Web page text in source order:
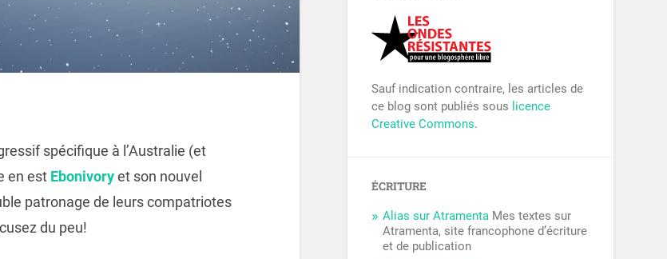
spécifique à l’Australie (et
en est Ebonivoryet son nouvel
patronage de leurs compatriotes
du peu!
Sauf indication contraire, les articles de
ce blog sont publiés sous licence
Creative Commons.
ÉCRITURE
Alias sur Atramenta Mes textes sur
Atramenta, site francophone d’écriture
et de publication